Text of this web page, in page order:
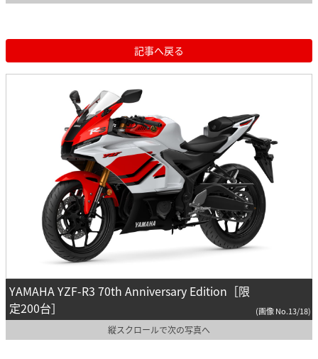
記事へ戻る
YAMAHA YZF-R3 70th Anniversary Edition［限
定200台］
(画像 No.13/18)
縦スクロールで次の写真へ